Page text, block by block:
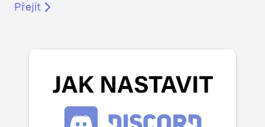
Přejít